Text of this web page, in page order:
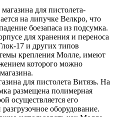
для пистолета-
на липучке Велкро, что
боезапаса из подсумка.
для хранения и переноса
17 и других типов
крепления Молле, имеют
которого можно
для пистолета Витязь. На
размещена полимерная
осуществляется его
оборудование.